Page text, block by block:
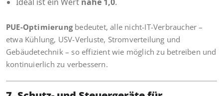
PUE-Optimierungbedeutet, alle nicht-IT-Verbraucher –
etwa Kühlung, USV-Verluste, Stromverteilung und
Gebäudetechnik – so effizient wie möglich zu betreiben und
kontinuierlich zu verbessern.